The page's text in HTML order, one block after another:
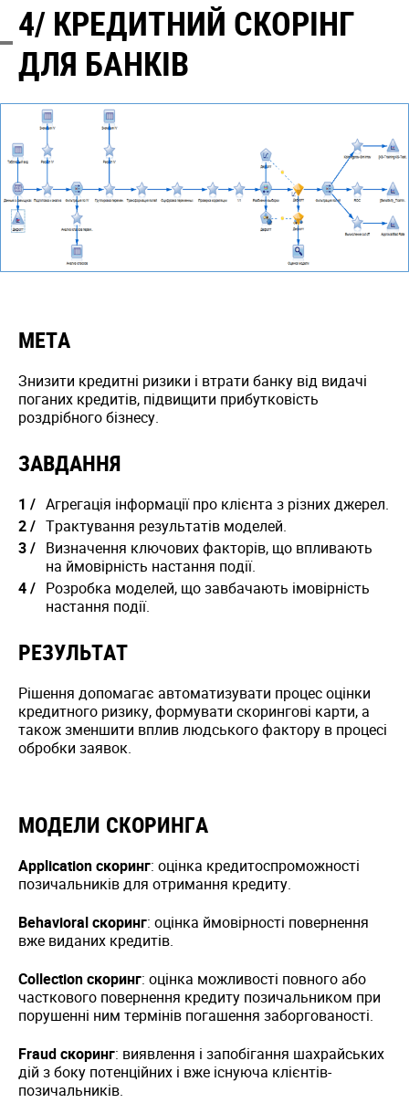
4/ КРЕДИТНИЙ СКОРІНГ
ДЛЯ БАНКІВ
МЕТА
Знизити кредитні ризики і втрати банку від видачі
поганих кредитів, підвищити прибутковість
роздрібного бізнесу.
ЗАВДАННЯ
Агрегація інформації про клієнта з різних джерел.
Трактування результатів моделей.
Визначення ключових факторів, що впливають
на ймовірність настання події.
Розробка моделей, що завбачають імовірність
настання події.
РЕЗУЛЬТАТ
Рішення допомагає автоматизувати процес оцінки
кредитного ризику, формувати скорингові карти, а
також зменшити вплив людського фактору в процесі
обробки заявок.
МОДЕЛИ СКОРИНГА
Application скоринг: оцінка кредитоспроможності
позичальників для отримання кредиту.
Behavioral скоринг: оцінка ймовірності повернення
вже виданих кредитів.
Collection скоринг: оцінка можливості повного або
часткового повернення кредиту позичальником при
порушенні ним термінів погашення заборгованості.
Fraud скоринг: виявлення і запобігання шахрайських
дій з боку потенційних і вже існуюча клієнтів-
позичальників.